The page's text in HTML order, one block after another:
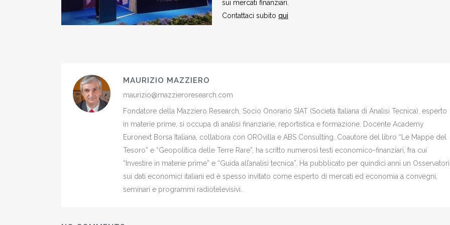
sui mercati finanziari.
Contattaci subito qui
MAURIZIO MAZZIERO
maurizio@mazzieroresearch.com
Fondatore della Mazziero Research, Socio Onorario SIAT (Società Italiana di Analisi Tecnica), esperto
in materie prime, si occupa di analisi finanziarie, reportistica e formazione. Docente Academy
Euronext Borsa Italiana, collabora con OROvilla e ABS Consulting. Coautore del libro “Le Mappe del
Tesoro” e “Geopolitica delle Terre Rare”, ha scritto numerosi testi economico-finanziari, fra cui
“Investire in materie prime” e “Guida all’analisi tecnica”. Ha pubblicato per quindici anni un
sui dati economici italiani ed è spesso invitato come esperto di mercati ed economia a convegni,
seminari e programmi radiotelevisivi.